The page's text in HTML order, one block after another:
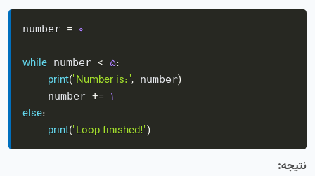
number = 0
while number < 5:
print("Number is:", number)
    number
+= 1
else:
print("Loop finished!")
نتیجه: